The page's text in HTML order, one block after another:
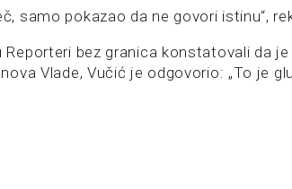
samo pokazao da ne govori istinu“,
bez granica konstatovali da je
Vlade, Vučić je odgovorio: „To je